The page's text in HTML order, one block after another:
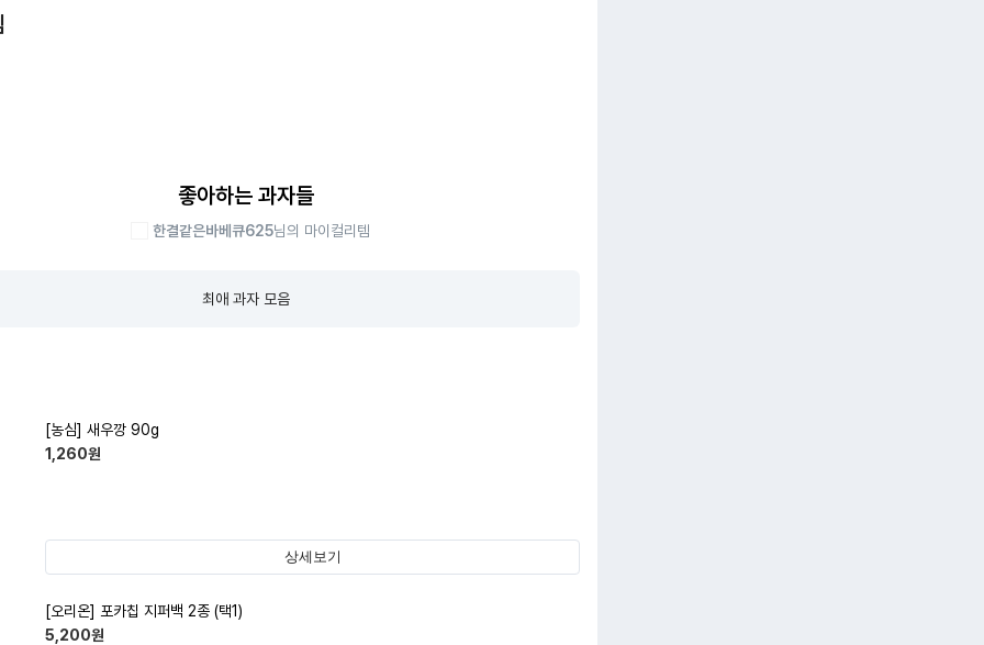
좋아하는 과자들
한결같은바베큐625님의 마이컬리템
최애 과자 모음
[농심] 새우깡 90g
1,260원
상세보기
[오리온] 포카칩 지퍼백 2종 (택1)
5,200원